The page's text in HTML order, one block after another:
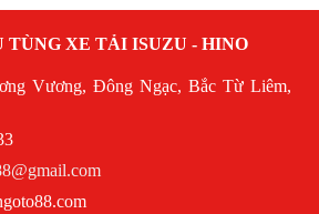
TÙNG XE TẢI ISUZU - HINO
Vương, Đông Ngạc, Bắc Từ Liêm,